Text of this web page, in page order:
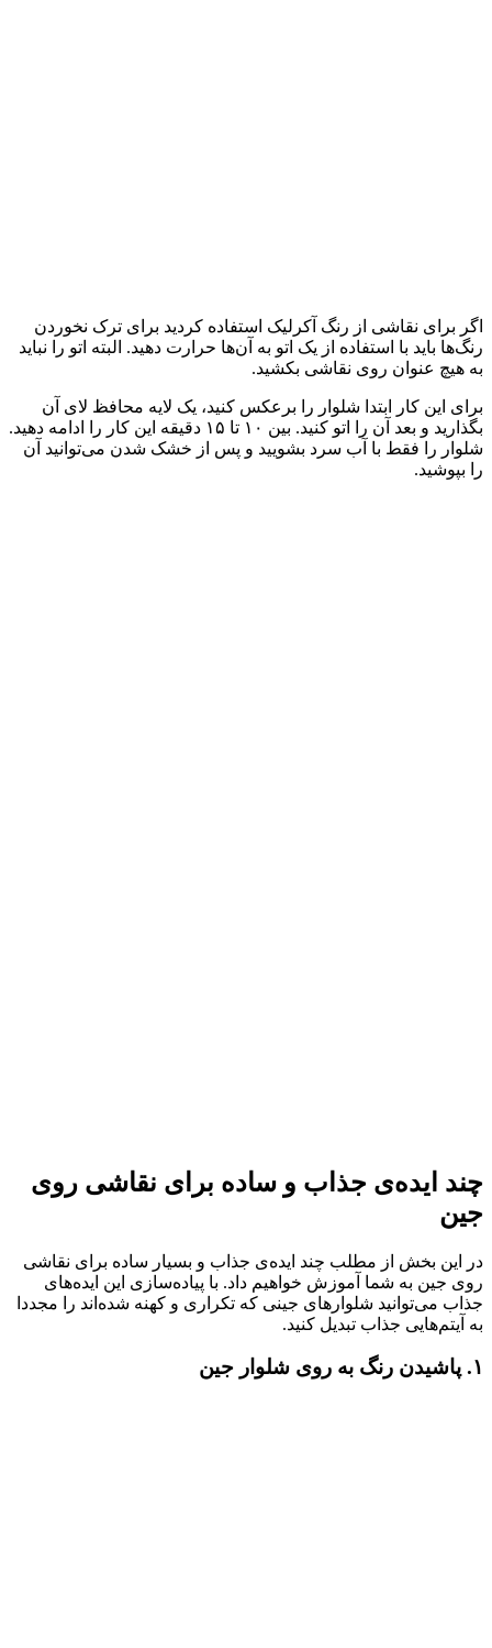
اگر برای نقاشی از رنگ آکرلیک استفاده کردید برای ترک نخوردن
رنگ‌ها باید با استفاده از یک اتو به آن‌ها حرارت دهید. البته اتو را نباید
به هیچ عنوان روی نقاشی بکشید.
برای این کار ابتدا شلوار را برعکس کنید، یک لایه محافظ لای آن
بگذارید و بعد آن را اتو کنید. بین ۱۰ تا ۱۵ دقیقه این کار را ادامه دهید.
شلوار را فقط با آب سرد بشویید و پس از خشک شدن می‌توانید آن
را بپوشید.
چند ایده‌ی جذاب و ساده برای نقاشی روی
جین
در این بخش از مطلب چند ایده‌ی جذاب و بسیار ساده برای نقاشی
روی جین به شما آموزش خواهیم داد. با پیاده‌سازی این ایده‌های
جذاب می‌توانید شلوارهای جینی که تکراری و کهنه شده‌اند را مجددا
به آیتم‌هایی جذاب تبدیل کنید.
۱. پاشیدن رنگ به روی شلوار جین